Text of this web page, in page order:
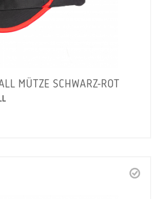
MÜTZE SCHWARZ-ROT